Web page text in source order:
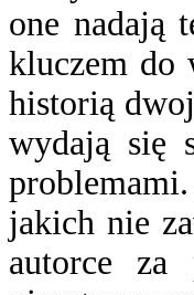
one nadają
kluczem do
historią
wydają się
jakich nie
autorce za